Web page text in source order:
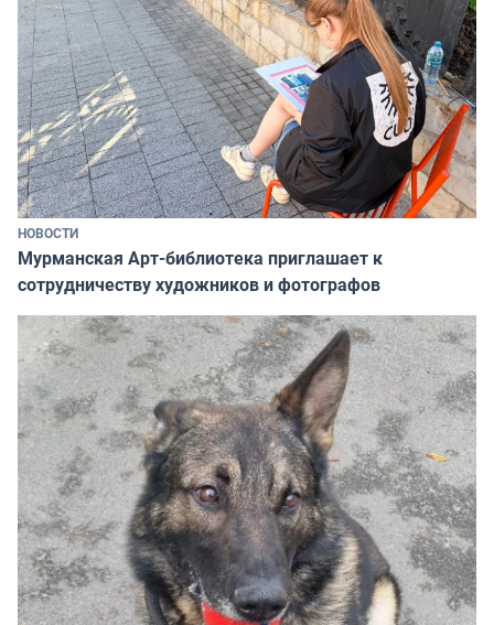
НОВОСТИ
Мурманская Арт-библиотека приглашает к
сотрудничеству художников и фотографов